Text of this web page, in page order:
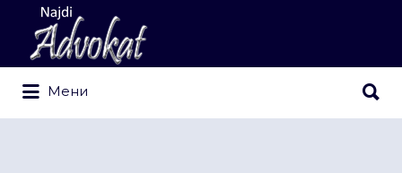
Search
for:
Мени
for: